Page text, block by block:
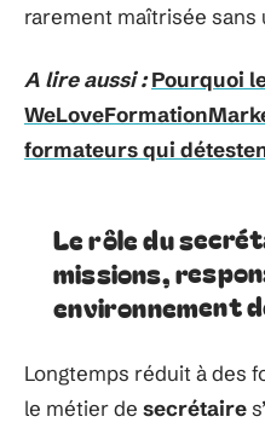
rarement maîtrisée sans
A lire aussi : Pourquoi
formateurs qui
Le rôle du
missions,
environnement
Longtemps réduit à des
le métier de secrétaire